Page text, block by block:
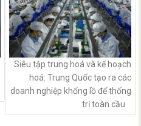
Siêu tập trung hoá và kế hoạch
hoá: Trung Quốc tạo ra các
doanh nghiệp khổng lồ để thống
trị toàn cầu